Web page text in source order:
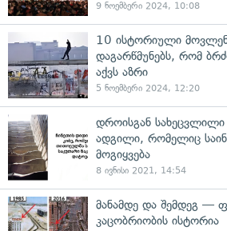
9 ნოემბერი 2024, 10:08
10 ისტორიული
დაგარწმუნებს, რომ
აქვს აზრი
5 ნოემბერი 2024, 12:20
დროისგან
ადგილი, რომელიც
მოგიყვება
8 ივნისი 2021, 14:54
მანამდე და შემდეგ
კაცობრიობის ისტორია